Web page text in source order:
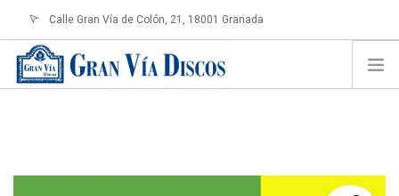
Calle Gran Vía de Colón, 21, 18001 Granada
info@granviadiscos.com
SOBRE NOSOTROS